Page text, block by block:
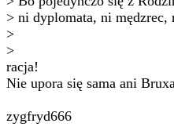
> ni dyplomata, ni mędzrec,
>
>
racja!
Nie upora się sama ani
zygfryd666